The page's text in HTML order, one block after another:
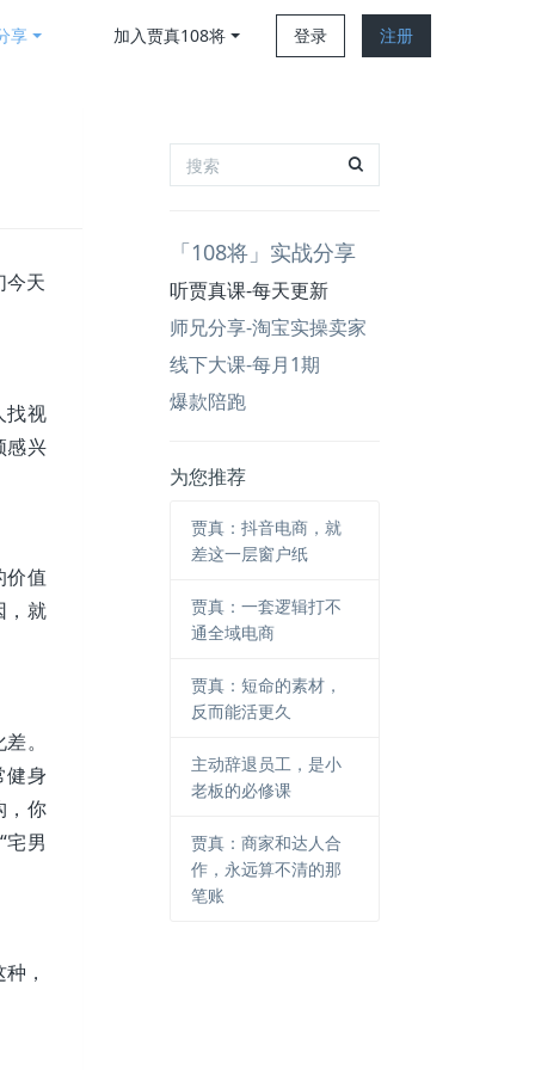
登录 注册
享 加入贾真108将
今天
找视
感兴
价值
，就
。
健身
，你
宅男
，
「108将」实战分享
听贾真课-每天更新
师兄分享-淘宝实操卖家
线下大课-每月1期
爆款陪跑
为您推荐
贾真：抖音电商，就
差这一层窗户纸
贾真：一套逻辑打不
通全域电商
贾真：短命的素材，
反而能活更久
主动辞退员工，是小
老板的必修课
贾真：商家和达人合
作，永远算不清的那
笔账